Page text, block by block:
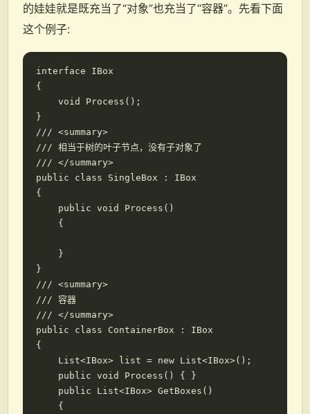
的娃娃就是既充当了“对象”也充当了“容器”。先看下面
这个例子:
interface IBox
{
    void Process();
}
/// <summary>
/// 相当于树的叶子节点，没有子对象了
/// </summary>
public class SingleBox : IBox
{
    public void Process()
    {
    }
}
/// <summary>
/// 容器
/// </summary>
public class ContainerBox : IBox
{
    List<IBox> list = new List<IBox>();
    public void Process() { }
    public List<IBox> GetBoxes()
    {